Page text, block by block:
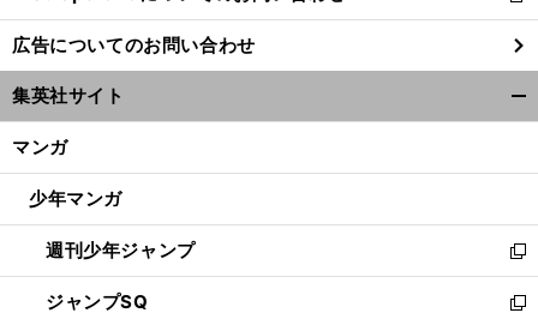
し
い
ウ
ィ
ン
ウ
開
く
広告についてのお問い合わせ
集英社サイト
マンガ
少年マンガ
週刊少年ジャンプ
新
し
い
ジャンプSQ
新